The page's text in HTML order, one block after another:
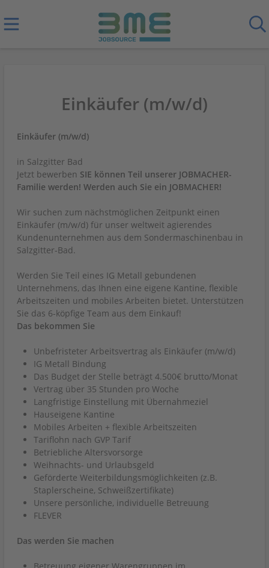
Einkäufer (m/w/d)
Einkäufer (m/w/d)
in Salzgitter Bad
Jetzt bewerben SIE können Teil unserer JOBMACHER-
Familie werden! Werden auch Sie ein JOBMACHER!
Wir suchen zum nächstmöglichen Zeitpunkt einen
Einkäufer (m/w/d) für unser weltweit agierendes
Kundenunternehmen aus dem Sondermaschinenbau in
Salzgitter-Bad.
Werden Sie Teil eines IG Metall gebundenen
Unternehmens, das Ihnen eine eigene Kantine, flexible
Arbeitszeiten und mobiles Arbeiten bietet. Unterstützen
Sie das 6-köpfige Team aus dem Einkauf!
Das bekommen Sie
Unbefristeter Arbeitsvertrag als Einkäufer (m/w/d)
IG Metall Bindung
Das Budget der Stelle beträgt 4.500€ brutto/Monat
Vertrag über 35 Stunden pro Woche
Langfristige Einstellung mit Übernahmeziel
Hauseigene Kantine
Mobiles Arbeiten + flexible Arbeitszeiten
Tariflohn nach GVP Tarif
Betriebliche Altersvorsorge
Weihnachts- und Urlaubsgeld
Geförderte Weiterbildungsmöglichkeiten (z.B.
Staplerscheine, Schweißzertifikate)
Unsere persönliche, individuelle Betreuung
FLEVER
Das werden Sie machen